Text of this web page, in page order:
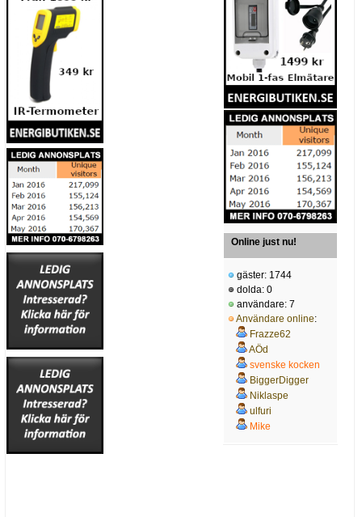
Online just nu!
gäster: 1744
dolda: 0
användare: 7
Användare online:
Frazze62
AÖd
svenske kocken
BiggerDigger
Niklaspe
ulfuri
Mike